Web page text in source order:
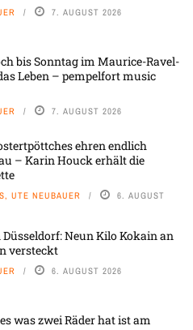
7. AUGUST 2026
bis Sonntag im Maurice-Ravel-
Leben – pempelfort music
7. AUGUST 2026
ehren endlich
– Karin Houck erhält die
UTE NEUBAUER 6. AUGUST
Neun Kilo Kokain an
versteckt
6. AUGUST 2026
was zwei Räder hat ist am